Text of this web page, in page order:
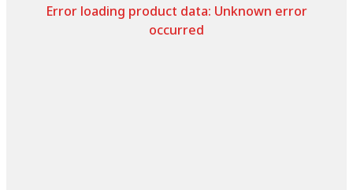
Error loading product data: Unknown error
occurred